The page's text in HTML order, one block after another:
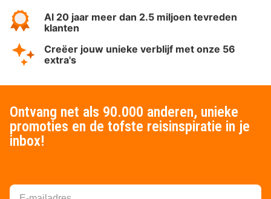
Al 20 jaar meer dan 2.5 miljoen tevreden
klanten
Creëer jouw unieke verblijf met onze 56
extra's
Ontvang net als 90.000 anderen, unieke
promoties en de tofste reisinspiratie in je
inbox!